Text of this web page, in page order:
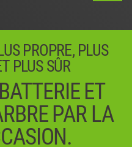
PROPRE, PLUS
PLUS SÛR
ET
PAR LA